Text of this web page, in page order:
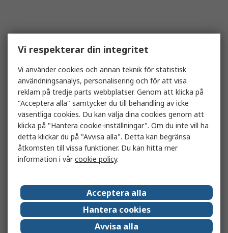
Vi respekterar din integritet
Vi använder cookies och annan teknik för statistisk
användningsanalys, personalisering och för att visa
reklam på tredje parts webbplatser. Genom att klicka på
"Acceptera alla" samtycker du till behandling av icke
väsentliga cookies. Du kan välja dina cookies genom att
klicka på "Hantera cookie-inställningar". Om du inte vill ha
detta klickar du på "Avvisa alla". Detta kan begränsa
åtkomsten till vissa funktioner. Du kan hitta mer
information i vårcookie policy.
Acceptera alla
Hantera cookies
Avvisa alla